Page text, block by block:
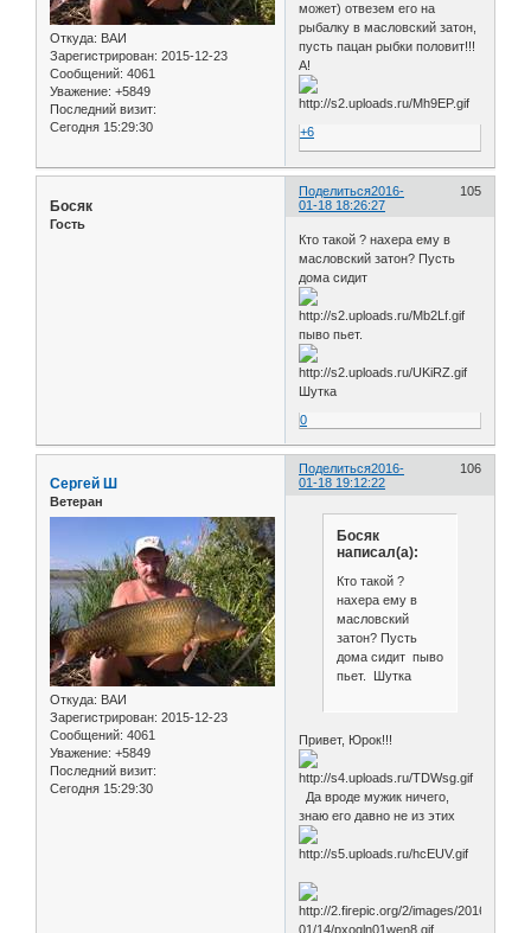
Откуда: ВАИ
Зарегистрирован: 2015-12-23
Сообщений: 4061
Уважение: +5849
Последний визит:
Сегодня 15:29:30
может) отвезем его на
рыбалку в масловский затон,
пусть пацан рыбки половит!!!
А!
+6
Поделиться 105
2016-
01-18 18:26:27
Босяк
Гость
Кто такой ? нахера ему в
масловский затон? Пусть
дома сидит
пыво пьет.
Шутка
0
Поделиться 106
2016-
01-18 19:12:22
Сергей Ш
Ветеран
Откуда: ВАИ
Зарегистрирован: 2015-12-23
Сообщений: 4061
Уважение: +5849
Последний визит:
Сегодня 15:29:30
Босяк
написал(а):
Кто такой ?
нахера ему в
масловский
затон? Пусть
дома сидит пыво
пьет. Шутка
Привет, Юрок!!!
Да вроде мужик ничего,
знаю его давно не из этих